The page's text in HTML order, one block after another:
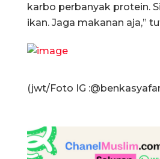
karbo perbanyak protein.
ikan. Jaga makanan aja,”
(jwt/Foto IG